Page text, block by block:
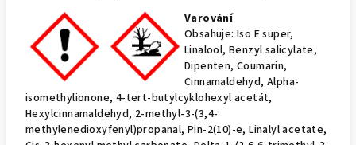
Varování
Obsahuje: Iso E super,
Linalool, Benzyl salicylate,
Dipenten, Coumarin,
Cinnamaldehyd, Alpha-
isomethylionone, 4-tert-butylcyklohexyl acetát,
Hexylcinnamaldehyd, 2-methyl-3-(3,4-
methylenedioxyfenyl)propanal, Pin-2(10)-e, Linalyl acetate,